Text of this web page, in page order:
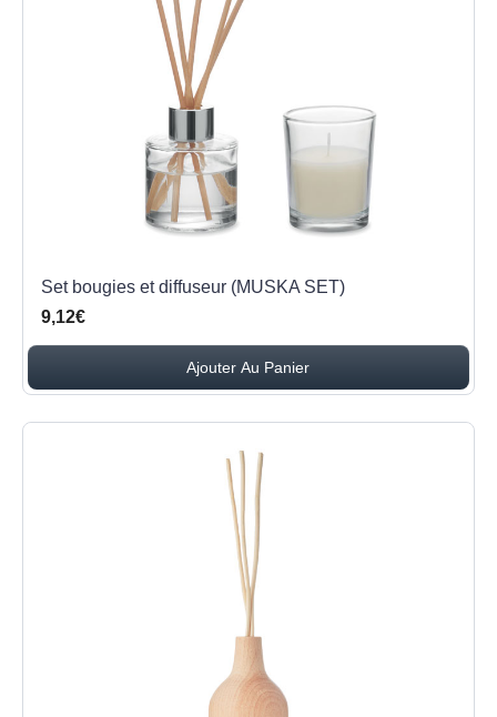
Set bougies et diffuseur (MUSKA SET)
9,12€
Ajouter Au Panier